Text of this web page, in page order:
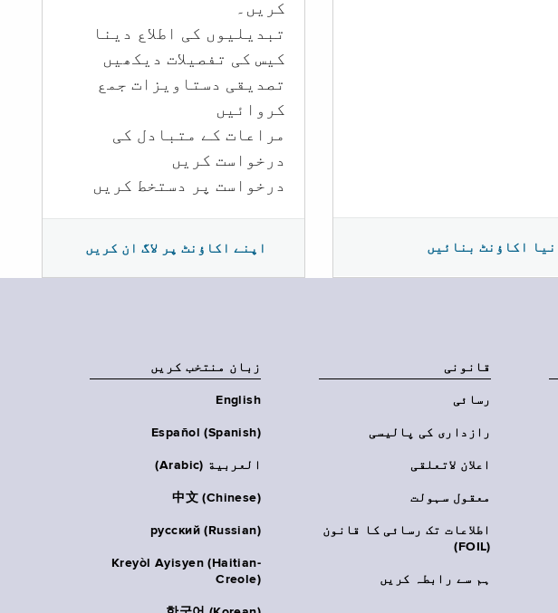
کریں۔
تبدیلیوں کی اطلاع دینا
کیس کی تفصیلات دیکھیں
تصدیقی دستاویزات جمع
کروائیں
مراعات کے متبادل کی
درخواست کریں
درخواست پر دستخط کریں
اپنے اکاؤنٹ پر لاگ ان کریں نیا اکاؤنٹ بنائیں
قانونی
رسائی
رازداری کی پالیسی
اعلان لاتعلقی
معقول سہولت
اطلاعات تک رسائی کا قانون
(FOIL)
ہم سے رابطہ کریں
زبان منتخب کریں
English
Español (Spanish)
العربية (Arabic)
中文 (Chinese)
русский (Russian)
Kreyòl Ayisyen (Haitian-
Creole)